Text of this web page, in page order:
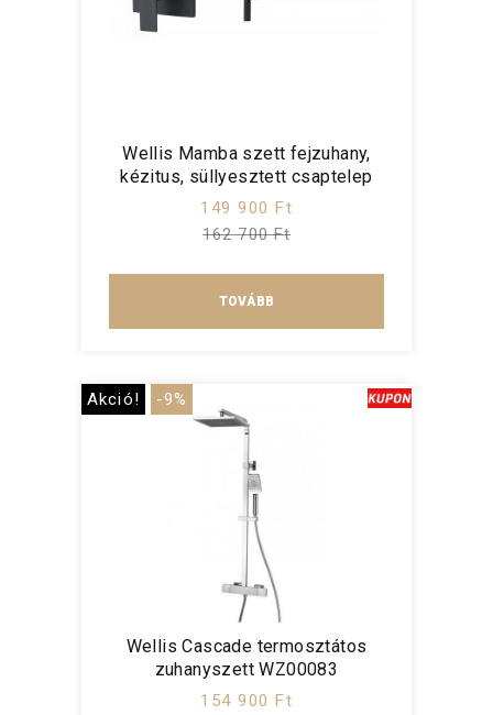
Wellis Mamba szett fejzuhany,
kézitus, süllyesztett csaptelep
149 900 Ft
162 700 Ft
TOVÁBB
Akció! -9%
Wellis Cascade termosztátos
zuhanyszett WZ00083
154 900 Ft